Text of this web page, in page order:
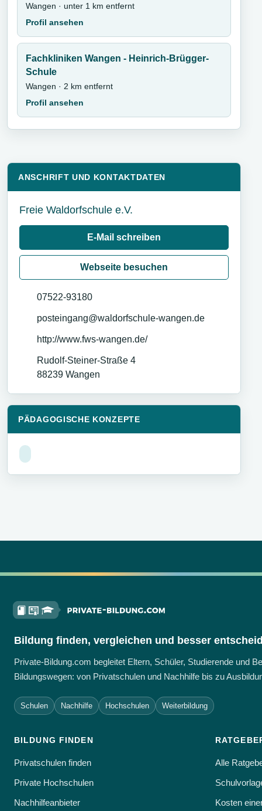
Wangen · unter 1 km entfernt
Profil ansehen
Fachkliniken Wangen - Heinrich-Brügger-
Schule
Wangen · 2 km entfernt
Profil ansehen
ANSCHRIFT UND KONTAKTDATEN
Freie Waldorfschule e.V.
E-Mail schreiben
Webseite besuchen
07522-93180
posteingang@waldorfschule-wangen.de
http://www.fws-wangen.de/
Rudolf-Steiner-Straße 4
88239 Wangen
PÄDAGOGISCHE KONZEPTE
Bildung finden, vergleichen und besser
Private-Bildung.com begleitet Eltern, Schüler, Studierende und
Bildungswegen: von Privatschulen und Nachhilfe bis zu
Schulen Nachhilfe Hochschulen Weiterbildung
BILDUNG FINDEN
Privatschulen finden
Private Hochschulen
Nachhilfeanbieter
Alle
Kosten